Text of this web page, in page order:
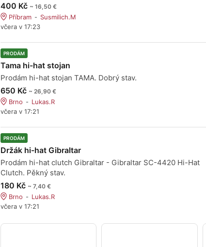
400 Kč ~ 16,50 €
Příbram
Susmilich.M
včera v 17:23
PRODÁM
Tama hi-hat stojan
Prodám hi-hat stojan TAMA. Dobrý stav.
650 Kč ~ 26,90 €
Brno
Lukas.R
včera v 17:21
PRODÁM
Držák hi-hat Gibraltar
Prodám hi-hat clutch Gibraltar - Gibraltar SC-4420 Hi-Hat
Clutch. Pěkný stav.
180 Kč ~ 7,40 €
Brno
Lukas.R
včera v 17:21